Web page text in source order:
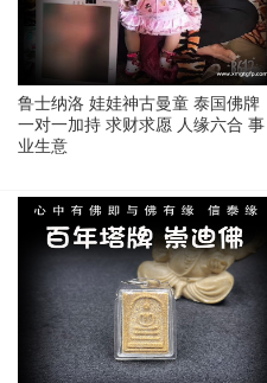
鲁士纳洛 娃娃神古曼童 泰国佛牌
一对一加持 求财求愿 人缘六合 事
业生意